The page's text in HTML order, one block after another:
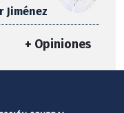
Jiménez
+ Opiniones